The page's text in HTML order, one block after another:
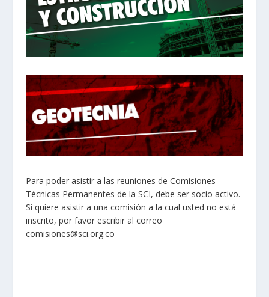
Para poder asistir a las reuniones de Comisiones
Técnicas Permanentes de la SCI, debe ser socio activo.
Si quiere asistir a una comisión a la cual usted no está
inscrito, por favor escribir al correo
comisiones@sci.org.co